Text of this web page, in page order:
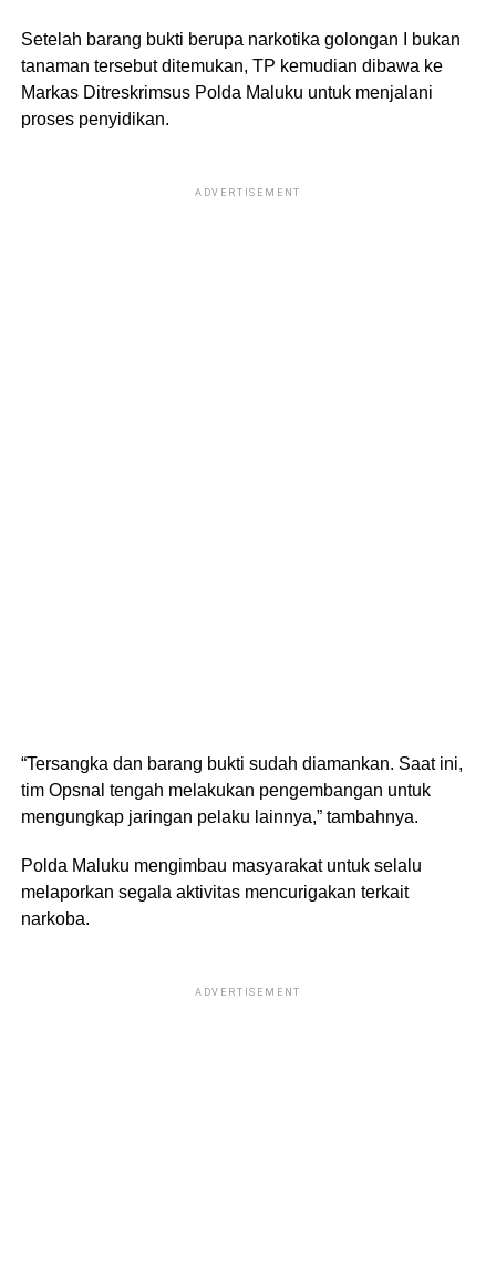
Setelah barang bukti berupa narkotika golongan I bukan
tanaman tersebut ditemukan, TP kemudian dibawa ke
Markas Ditreskrimsus Polda Maluku untuk menjalani
proses penyidikan.
ADVERTISEMENT
“Tersangka dan barang bukti sudah diamankan. Saat ini,
tim Opsnal tengah melakukan pengembangan untuk
mengungkap jaringan pelaku lainnya,” tambahnya.
Polda Maluku mengimbau masyarakat untuk selalu
melaporkan segala aktivitas mencurigakan terkait
narkoba.
ADVERTISEMENT